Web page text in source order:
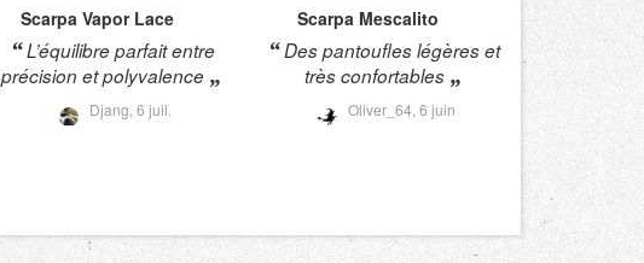
Scarpa Vapor Lace
L’équilibre parfait entre
précision et polyvalence
Djang, 6 juil.
Scarpa Mescalito
Des pantoufles légères et
très confortables
Oliver_64, 6 juin